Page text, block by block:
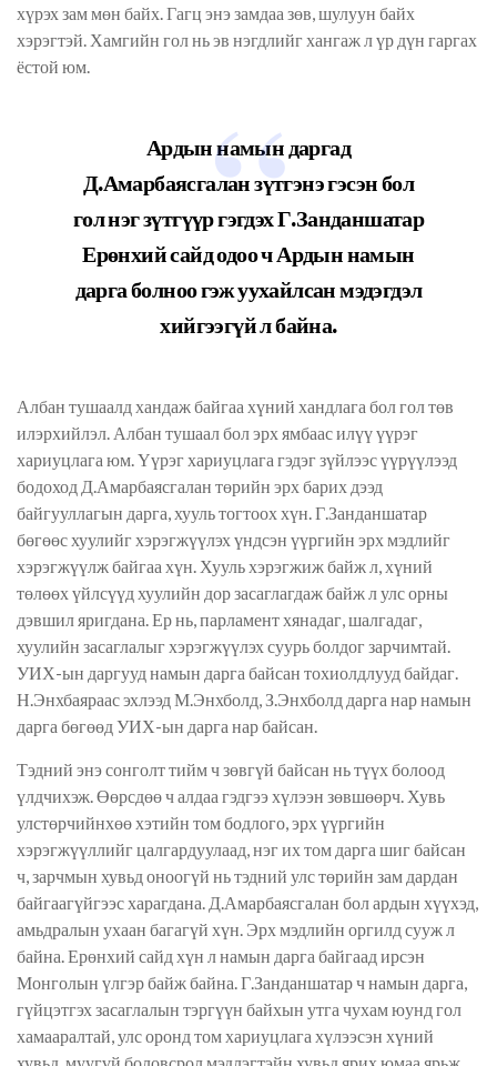
хүрэх зам мөн байх. Гагц энэ замдаа зөв, шулуун байх
хэрэгтэй. Хамгийн гол нь эв нэгдлийг хангаж л үр дүн гаргах
ёстой юм.
Ардын намын даргад
Д.Амарбаясгалан зүтгэнэ гэсэн бол
гол нэг зүтгүүр гэгдэх Г.Занданшатар
Ерөнхий сайд одоо ч Ардын намын
дарга болноо гэж уухайлсан мэдэгдэл
хийгээгүй л байна.
Албан тушаалд хандаж байгаа хүний хандлага бол гол төв
илэрхийлэл. Албан тушаал бол эрх ямбаас илүү үүрэг
хариуцлага юм. Үүрэг хариуцлага гэдэг зүйлээс үүрүүлээд
бодоход Д.Амарбаясгалан төрийн эрх барих дээд
байгууллагын дарга, хууль тогтоох хүн. Г.Занданшатар
бөгөөс хуулийг хэрэгжүүлэх үндсэн үүргийн эрх мэдлийг
хэрэгжүүлж байгаа хүн. Хууль хэрэгжиж байж л, хүний
төлөөх үйлсүүд хуулийн дор засаглагдаж байж л улс орны
дэвшил яригдана. Ер нь, парламент хянадаг, шалгадаг,
хуулийн засаглалыг хэрэгжүүлэх суурь болдог зарчимтай.
УИХ-ын даргууд намын дарга байсан тохиолдлууд байдаг.
Н.Энхбаяраас эхлээд М.Энхболд, З.Энхболд дарга нар намын
дарга бөгөөд УИХ-ын дарга нар байсан.
Тэдний энэ сонголт тийм ч зөвгүй байсан нь түүх болоод
үлдчихэж. Өөрсдөө ч алдаа гэдгээ хүлээн зөвшөөрч. Хувь
улстөрчийнхөө хэтийн том бодлого, эрх үүргийн
хэрэгжүүллийг цалгардуулаад, нэг их том дарга шиг байсан
ч, зарчмын хувьд оноогүй нь тэдний улс төрийн зам дардан
байгаагүйгээс харагдана. Д.Амарбаясгалан бол ардын хүүхэд,
амьдралын ухаан багагүй хүн. Эрх мэдлийн оргилд сууж л
байна. Ерөнхий сайд хүн л намын дарга байгаад ирсэн
Монголын үлгэр байж байна. Г.Занданшатар ч намын дарга,
гүйцэтгэх засаглалын тэргүүн байхын утга чухам юунд гол
хамааралтай, улс оронд том хариуцлага хүлээсэн хүний
хувьд, муугүй боловсрол мэдлэгтэйн хувьд ярих юмаа ярьж,